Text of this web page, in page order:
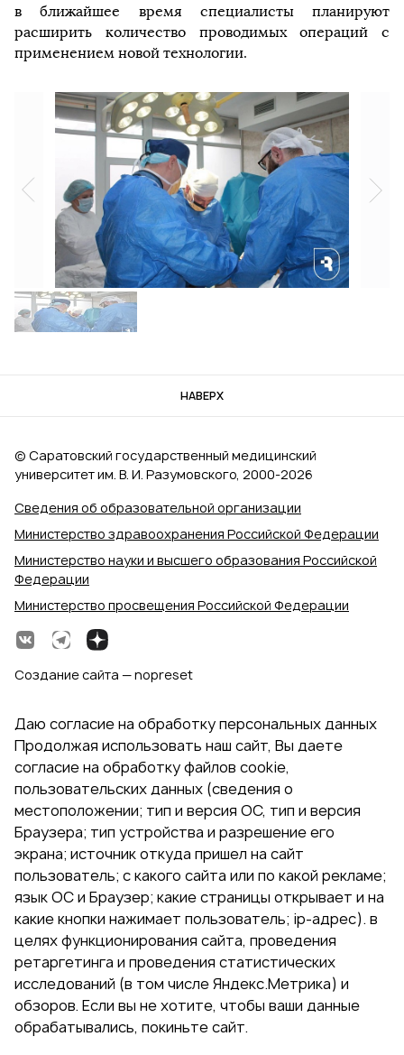
в ближайшее время специалисты планируют
расширить количество проводимых операций с
применением новой технологии.
НАВЕРХ
Сведения об образовательной организации
Министерство здравоохранения Российской Федерации
Министерство науки и высшего образования Российской
Федерации
Министерство просвещения Российской Федерации
© Саратовский государственный медицинский
университет им. В. И. Разумовского, 2000‑2026
Создание сайта — nopreset
Даю согласие на обработку персональных данных
Продолжая использовать наш сайт, Вы даете
согласие на обработку файлов cookie,
пользовательских данных (сведения о
местоположении; тип и версия ОС, тип и версия
Браузера; тип устройства и разрешение его
экрана; источник откуда пришел на сайт
пользователь; с какого сайта или по какой рекламе;
язык ОС и Браузер; какие страницы открывает и на
какие кнопки нажимает пользователь; ip-адрес). в
целях функционирования сайта, проведения
ретаргетинга и проведения статистических
исследований (в том числе Яндекс.Метрика) и
обзоров. Если вы не хотите, чтобы ваши данные
обрабатывались, покиньте сайт.